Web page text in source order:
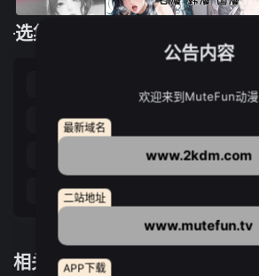
选集播放
第05集
第10集 第11集
第13集
相关推荐
公告内容
欢迎来到MuteFun动漫
最新域名
www.2kdm.com
二站地址
www.mutefun.tv
APP下载